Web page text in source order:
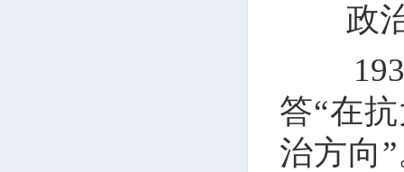
政治
1938
答“在
治方向